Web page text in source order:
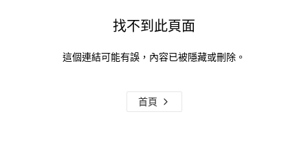
找不到此頁面
這個連結可能有誤，內容已被隱藏或刪除。
首頁